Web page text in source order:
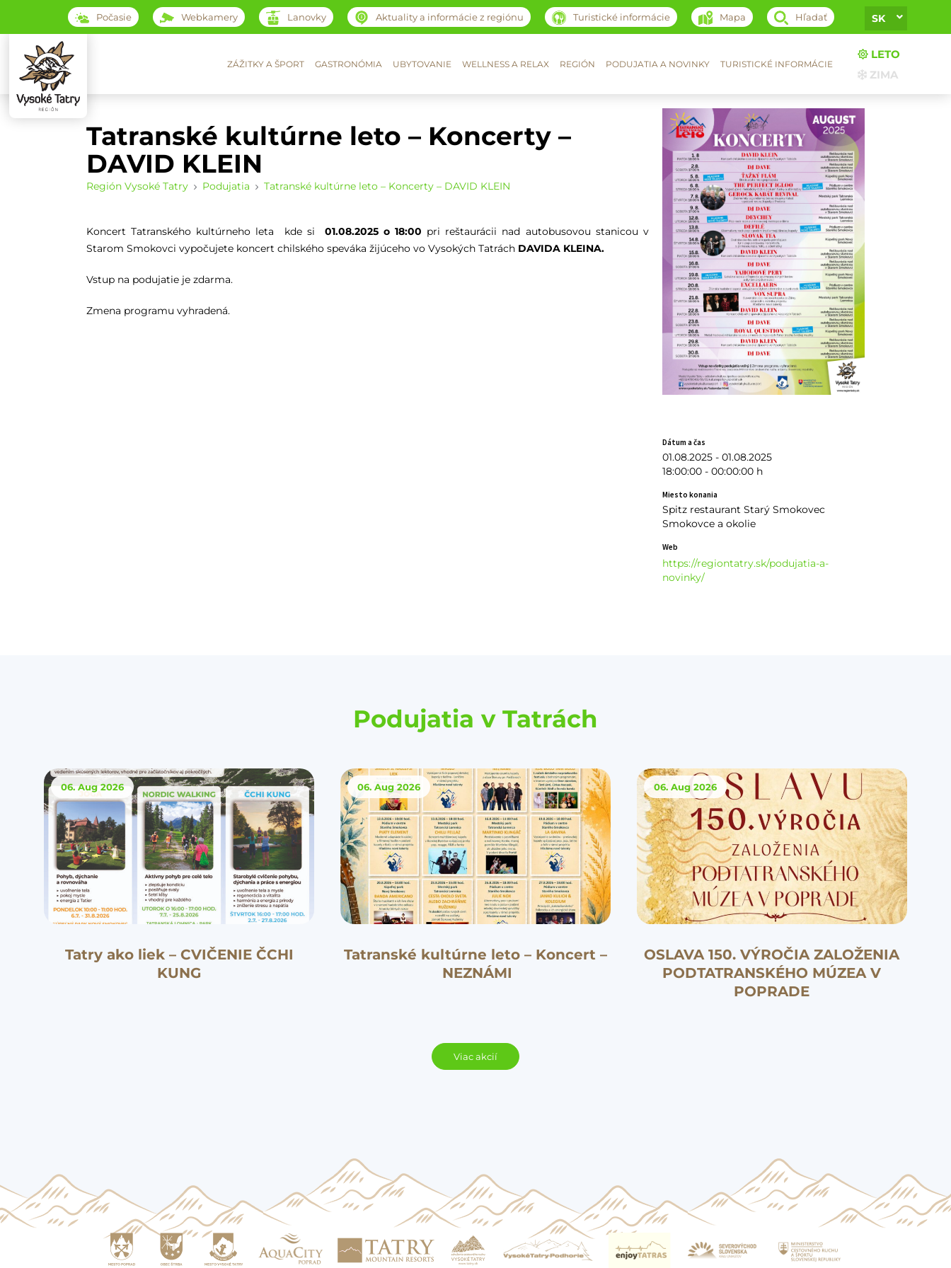
Počasie Webkamery Lanovky Aktuality a informácie z regiónu Turistické informácie Mapa Hľadať SK
ZÁŽITKY A ŠPORT GASTRONÓMIA UBYTOVANIE WELLNESS A RELAX REGIÓN PODUJATIA A NOVINKY TURISTICKÉ INFORMÁCIE
LETO
ZIMA
Tatranské kultúrne leto – Koncerty –
DAVID KLEIN
Región Vysoké Tatry Podujatia Tatranské kultúrne leto – Koncerty – DAVID KLEIN
Koncert Tatranského kultúrneho leta kde si 01.08.2025 o 18:00 pri reštaurácii nad autobusovou stanicou v
Starom Smokovci vypočujete koncert chilského speváka žijúceho vo Vysokých Tatrách DAVIDA KLEINA.
Vstup na podujatie je zdarma.
Zmena programu vyhradená.
Dátum a čas
01.08.2025 - 01.08.2025
18:00:00 - 00:00:00 h
Miesto konania
Spitz restaurant Starý Smokovec
Smokovce a okolie
Web
https://regiontatry.sk/podujatia-a-
novinky/
Podujatia v Tatrách
06. Aug 2026
Tatry ako liek – CVIČENIE ČCHI
KUNG
06. Aug2026
Tatranské kultúrne leto – Koncert –
NEZNÁMI
06. Aug2026
OSLAVA 150. VÝROČIA ZALOŽENIA
PODTATRANSKÉHO MÚZEA V
POPRADE
Viac akcií